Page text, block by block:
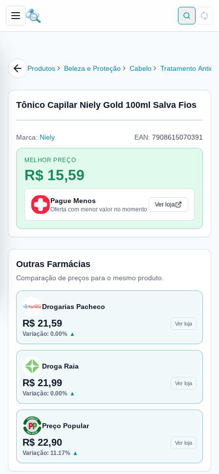
Produtos Beleza e Proteção Cabelo Tratamento
Tônico Capilar Niely Gold 100ml Salva Fios
Marca: Niely EAN: 7908615070391
MELHOR PREÇO
R$ 15,59
Pague Menos
Oferta com menor valor no momento
Ver loja
Outras Farmácias
Comparação de preços para o mesmo produto.
Drogarias Pacheco
R$ 21,59 Ver loja
Variação: 0.00% ▲
Droga Raia
R$ 21,99 Ver loja
Variação: 0.00% ▲
Preço Popular
R$ 22,90 Ver loja
Variação: 11.17% ▲